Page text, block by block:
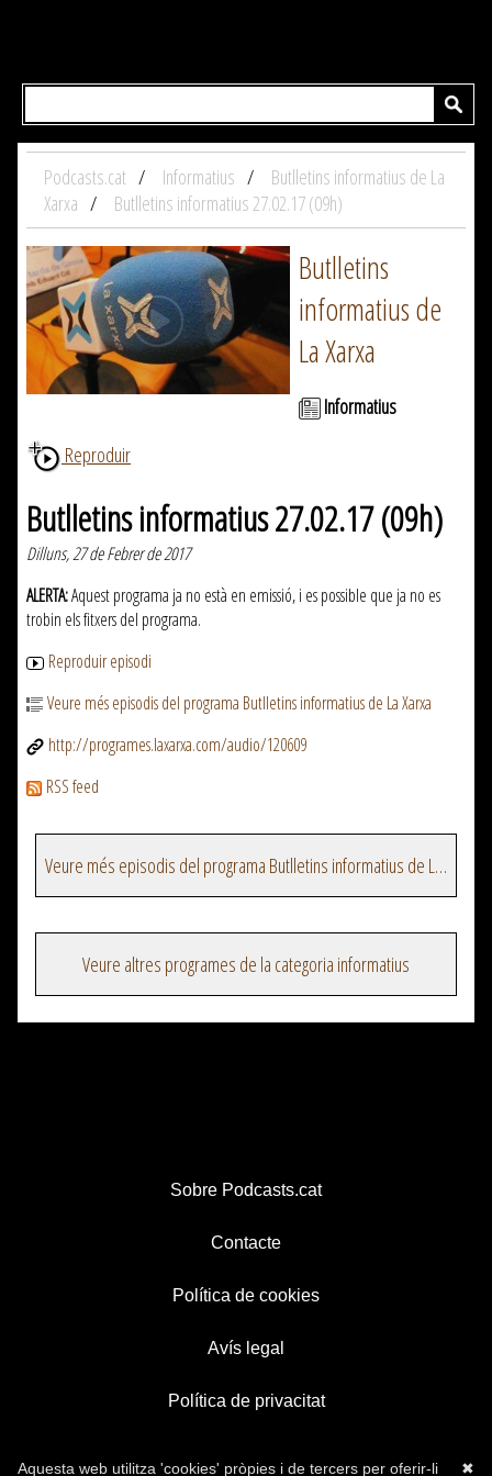
Podcasts.cat Informatius
Butlletins informatius de La
Xarxa
Butlletins informatius 27.02.17 (09h)
Butlletins
informatius de
La Xarxa
Informatius
Reproduir
Butlletins informatius 27.02.17 (09h)
Dilluns, 27 de Febrer de 2017
ALERTA:Aquest programa ja no està en emissió, i es possible que ja no es
trobin els fitxers del programa.
Reproduir episodi
Veure més episodis del programa Butlletins informatius de La Xarxa
http://programes.laxarxa.com/audio/120609
RSS feed
Veure més episodis del programa Butlletins informatius de La Xarxa
Veure altres programes de la categoria informatius
Sobre Podcasts.cat
Contacte
Política de cookies
Avís legal
Política de privacitat
✖
Aquesta web utilitza 'cookies' pròpies i de tercers per oferir-li